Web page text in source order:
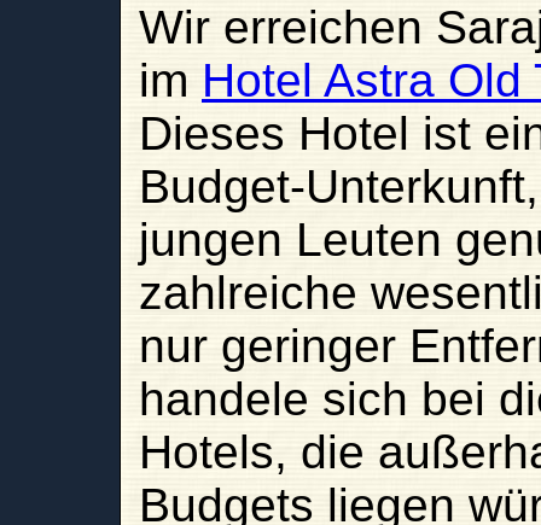
Wir erreichen
im Hotel Astra Old
Dieses Hotel ist
Budget-
jungen Leuten
zahlreiche
nur geringer
handele sich bei
Hotels, die
Budgets liegen